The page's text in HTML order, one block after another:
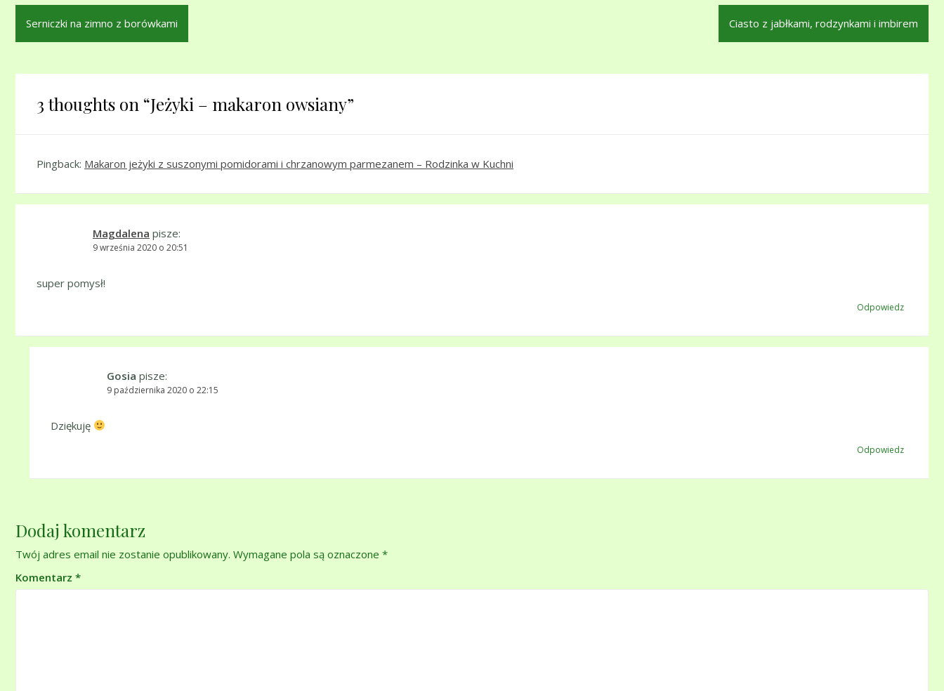
Nawigacja
wpisu
Serniczki na zimno z borówkami Ciasto z jabłkami, rodzynkami i imbirem
3 thoughts on “Jeżyki – makaron owsiany”
Pingback: Makaron jeżyki z suszonymi pomidorami i chrzanowym parmezanem – Rodzinka w Kuchni
Magdalena pisze:
9 września 2020 o 20:51
super pomysł!
Odpowiedz
Gosia pisze:
9 października 2020 o 22:15
Dziękuję
Odpowiedz
Dodaj komentarz
Twój adres email nie zostanie opublikowany. Wymagane pola są oznaczone *
Komentarz *